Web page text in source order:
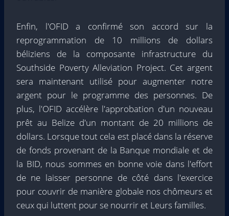
Enfin, l'OFID a confirmé son accord sur la
reprogrammation de 10 millions de dollars
béliziens de la composante infrastructure du
Southside Poverty Alleviation Project. Cet argent
sera maintenant utilisé pour augmenter notre
argent pour le programme des personnes. De
plus, l'OFID accélère l'approbation d'un nouveau
prêt au Belize d'un montant de 20 millions de
dollars. Lorsque tout cela est placé dans la réserve
de fonds provenant de la Banque mondiale et de
la BID, nous sommes en bonne voie dans l'effort
de ne laisser personne de côté dans l'exercice
pour couvrir de manière globale nos chômeurs et
ceux qui luttent pour se nourrir et Leurs familles.